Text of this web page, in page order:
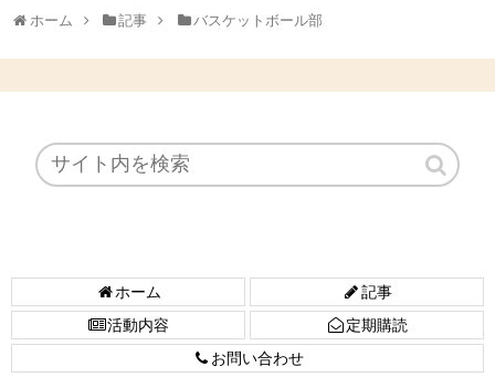
ホーム 記事 バスケットボール部
ホーム
記事
活動内容
定期購読
お問い合わせ